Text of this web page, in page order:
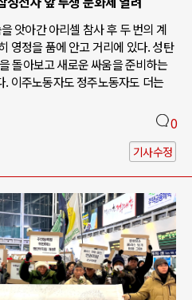
앗아간 아리셀 참사 후 두 번의 계
영정을 품에 안고 거리에 있다. 성탄
돌아보고 새로운 싸움을 준비하는
이주노동자도 정주노동자도 더는
0
기사수정